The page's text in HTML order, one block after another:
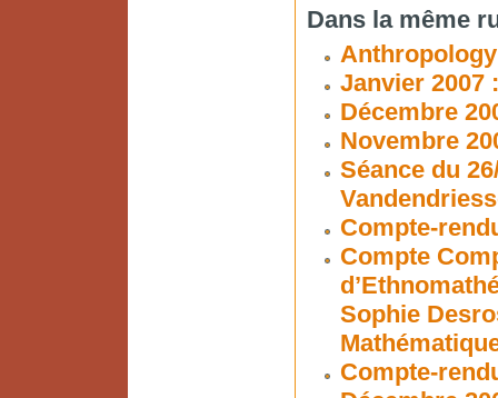
Dans la même
Janvier 2007
Décembre
Novembre
Séance du
Compte-
Compte
Sophie
Compte-